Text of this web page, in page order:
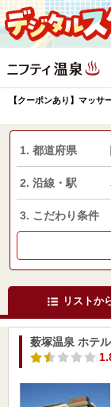
【クーポンあり】マッサ
1. 都道府県
2. 沿線・駅
3. こだわり条件
リストか
薮塚温泉 ホテ